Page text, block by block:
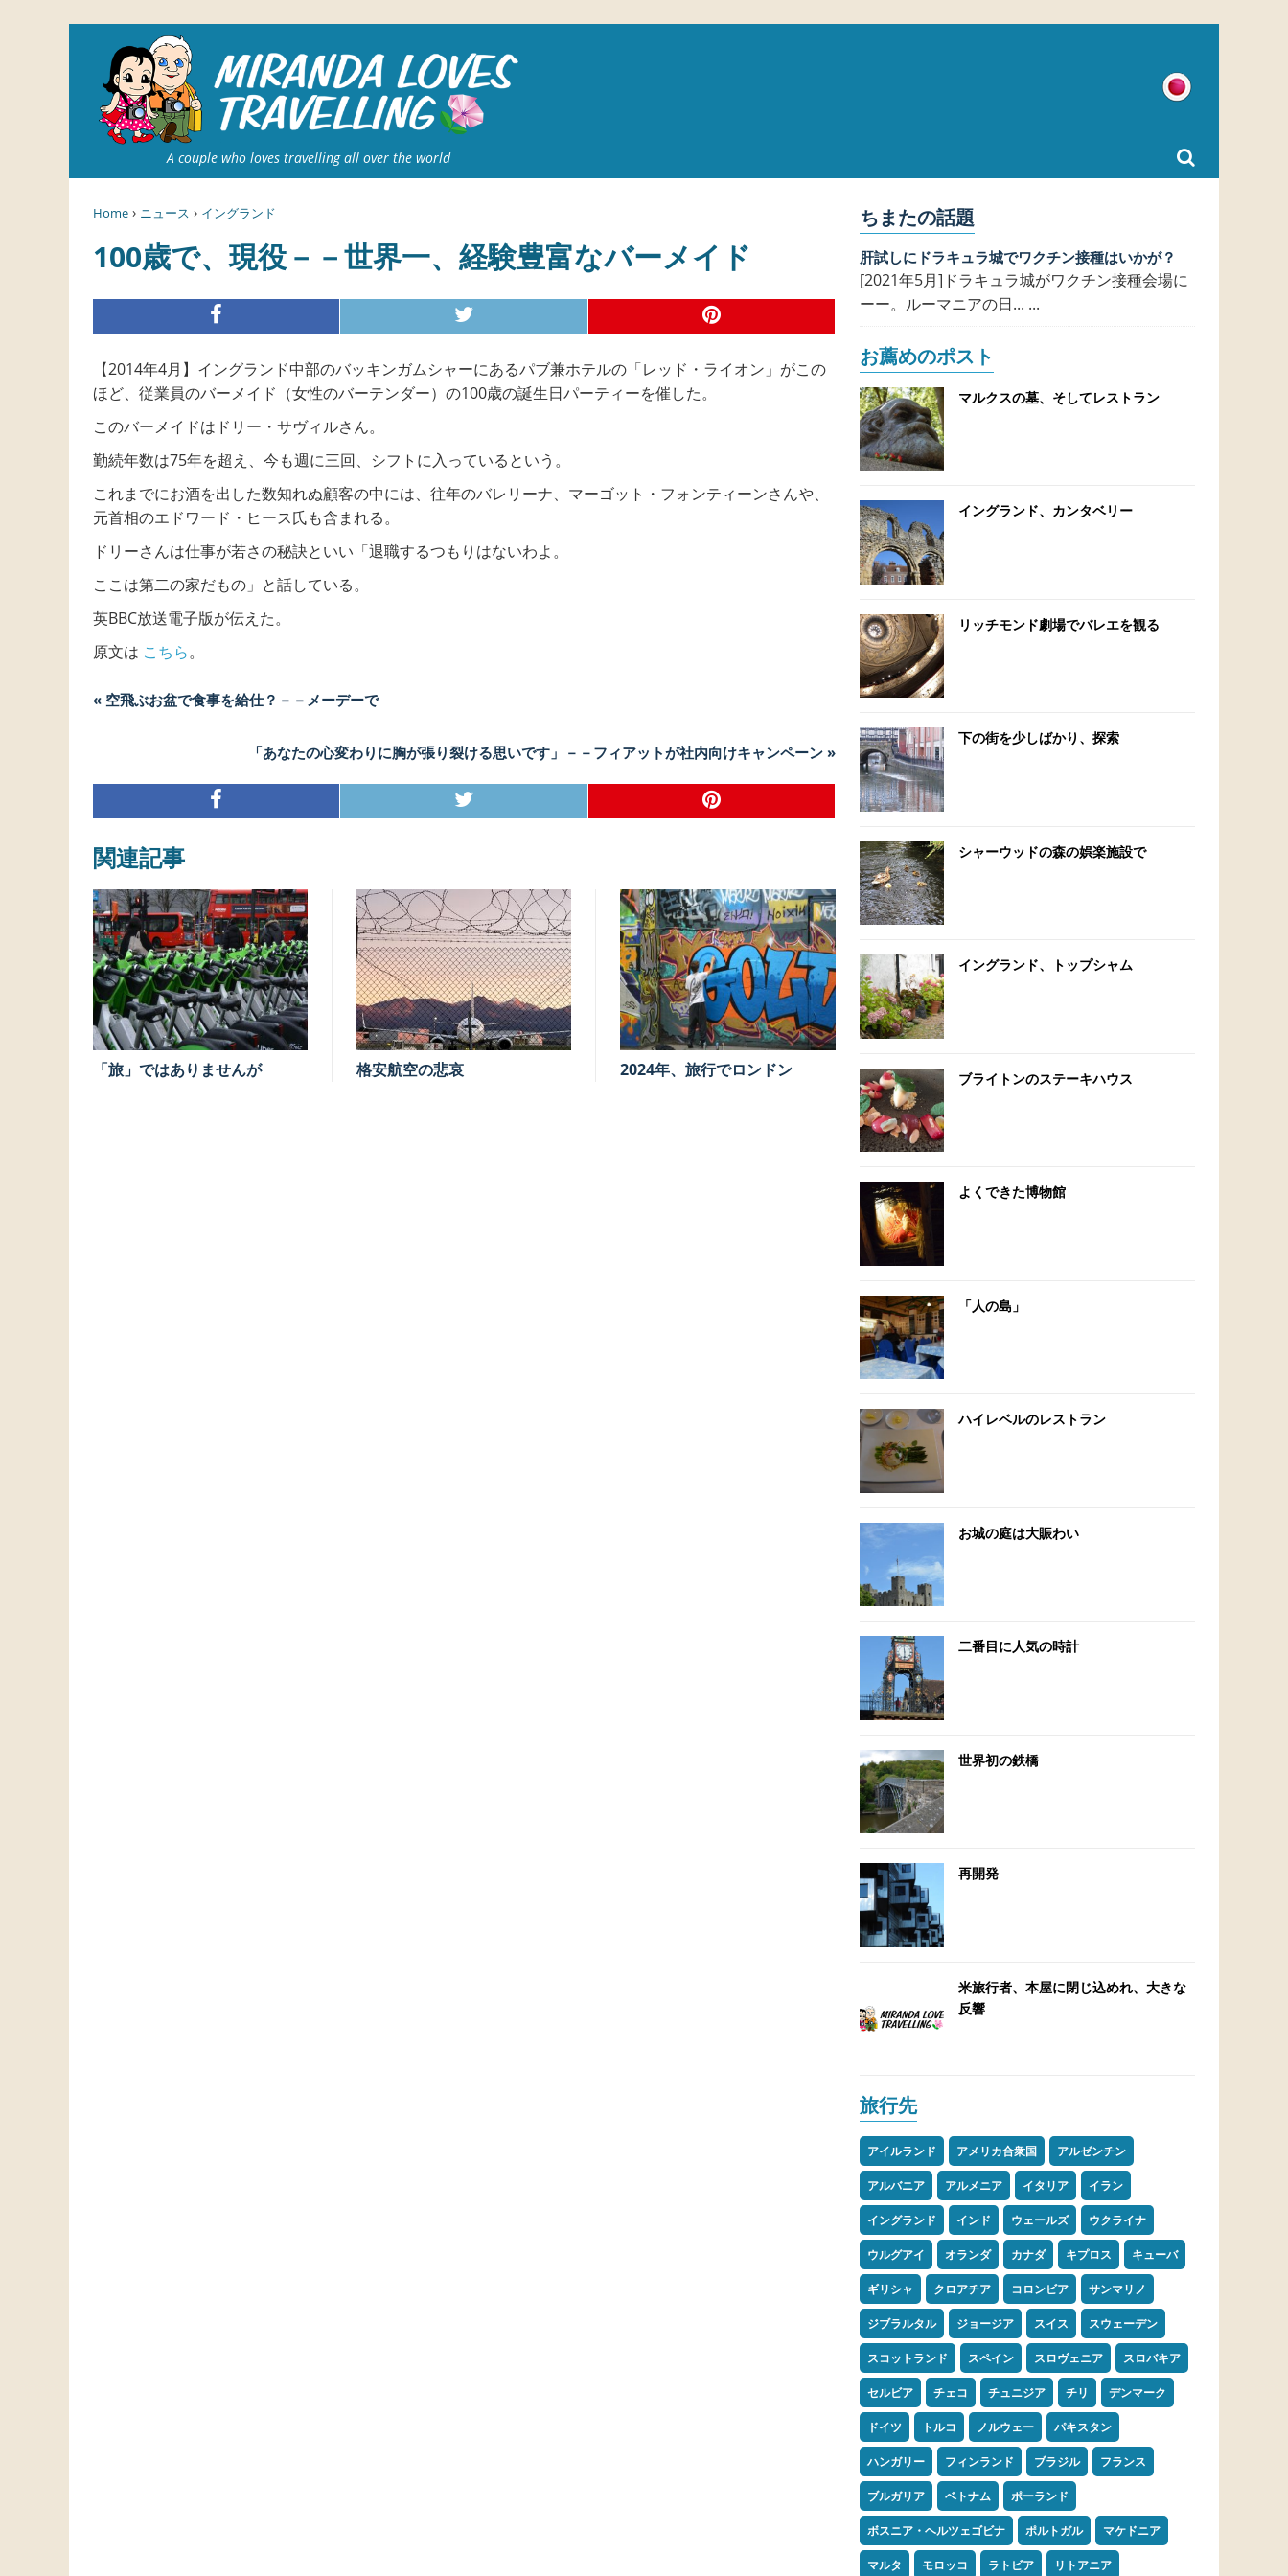
A couple who loves travelling all over the world
Home › ニュース › イングランド
100歳で、現役－－世界一、経験豊富なバーメイド
【2014年4月】イングランド中部のバッキンガムシャーにあるパブ兼ホテルの「レッド・ライオン」がこの
ほど、従業員のバーメイド（女性のバーテンダー）の100歳の誕生日パーティーを催した。
このバーメイドはドリー・サヴィルさん。
勤続年数は75年を超え、今も週に三回、シフトに入っているという。
これまでにお酒を出した数知れぬ顧客の中には、往年のバレリーナ、マーゴット・フォンティーンさんや、
元首相のエドワード・ヒース氏も含まれる。
ドリーさんは仕事が若さの秘訣といい「退職するつもりはないわよ。
ここは第二の家だもの」と話している。
英BBC放送電子版が伝えた。
原文は こちら。
« 空飛ぶお盆で食事を給仕？－－メーデーで
「あなたの心変わりに胸が張り裂ける思いです」－－フィアットが社内向けキャンペーン »
関連記事
「旅」ではありませんが 格安航空の悲哀 2024年、旅行でロンドン
ちまたの話題
肝試しにドラキュラ城でワクチン接種はいかが？
[2021年5月]ドラキュラ城がワクチン接種会場に
ーー。ルーマニアの日... ...
お薦めのポスト
マルクスの墓、そしてレストラン
イングランド、カンタベリー
リッチモンド劇場でバレエを観る
下の街を少しばかり、探索
シャーウッドの森の娯楽施設で
イングランド、トップシャム
ブライトンのステーキハウス
よくできた博物館
「人の島」
ハイレベルのレストラン
お城の庭は大賑わい
二番目に人気の時計
世界初の鉄橋
再開発
米旅行者、本屋に閉じ込めれ、大きな
反響
旅行先
アイルランド アメリカ合衆国 アルゼンチン
アルバニア アルメニア イタリア イラン
イングランド インド ウェールズ ウクライナ
ウルグアイ オランダ カナダ キプロス キューバ
ギリシャ クロアチア コロンビア サンマリノ
ジブラルタル ジョージア スイス スウェーデン
スコットランド スペイン スロヴェニア スロバキア
セルビア チェコ チュニジア チリ デンマーク
ドイツ トルコ ノルウェー パキスタン
ハンガリー フィンランド ブラジル フランス
ブルガリア ベトナム ポーランド
ボスニア・ヘルツェゴビナ ポルトガル マケドニア
マルタ モロッコ ラトビア リトアニア